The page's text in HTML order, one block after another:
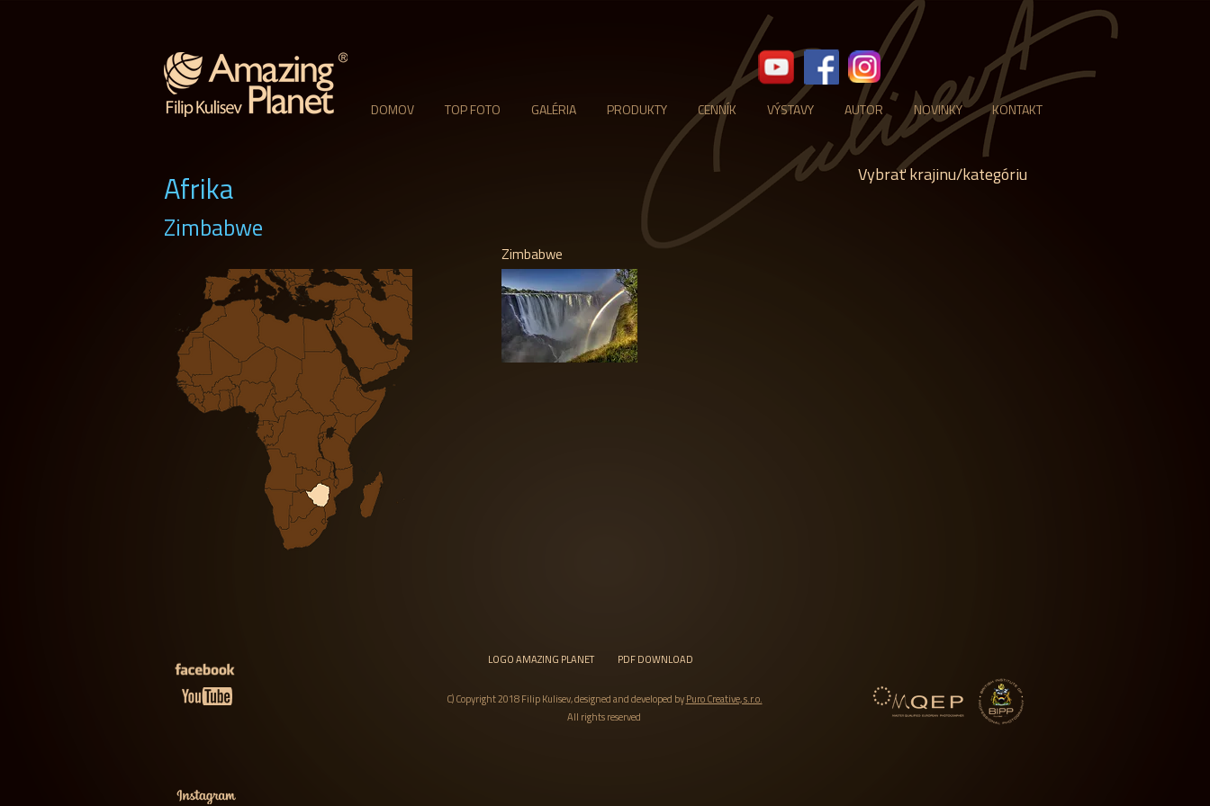
DOMOV TOP FOTO GALÉRIA PRODUKTY CENNÍK VÝSTAVY AUTOR NOVINKY KONTAKT
Afrika
Zimbabwe
Vybrať krajinu/kategóriu
Zimbabwe
LOGO AMAZING PLANET PDF DOWNLOAD
C) Copyright 2018 Filip Kulisev, designed and developed byPuro Creative, s.r.o.
All rights reserved